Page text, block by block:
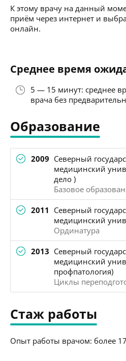
К этому врачу на данный
приём через интернет и
онлайн.
Среднее время
5 — 15 минут: среднее
врача без
Образование
2009 Северный
медицинский
дело )
Базовое
2011 Северный
медицинский
Ординатура
2013 Северный
медицинский
профпатология)
Циклы
Стаж работы
Опыт работы врачом: более